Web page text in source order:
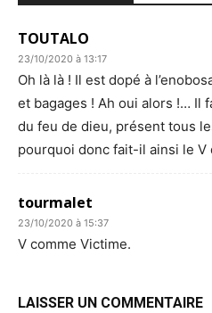
TOUTALO
23/10/2020 à 13:17
Oh là là ! Il est dopé à
et bagages ! Ah oui alors !… Il
du feu de dieu, présent tous
pourquoi donc fait-il ainsi le V
tourmalet
23/10/2020 à 15:37
V comme Victime.
LAISSER UN COMMENTAIRE